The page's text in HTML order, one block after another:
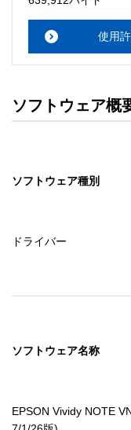
メーションセンタ
ルをお読み下さい。
ソフトウェアの保証
・ソフトウェアの
セイコーエプソン株
使用
ソフトウェア概
ソフトウェア種別
ドライバー
ソフトウェア名称
EPSON Vividy NOTE